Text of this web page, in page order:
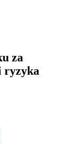
za
ryzyka